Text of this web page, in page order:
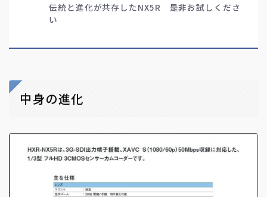
伝統と進化が共存したNX5R 是非お試しくださ
い
中身の進化